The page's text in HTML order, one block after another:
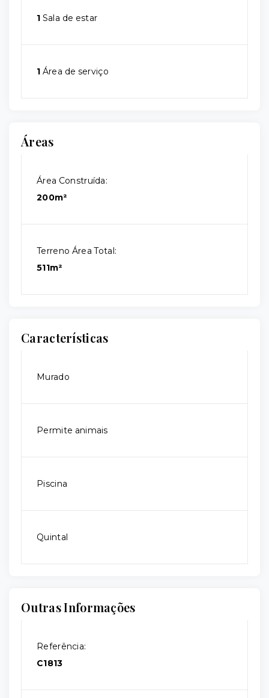
1 Sala de estar
1 Área de serviço
Áreas
Área Construída:
200m²
Terreno Área Total:
511m²
Características
Murado
Permite animais
Piscina
Quintal
Outras Informações
Referência:
C1813